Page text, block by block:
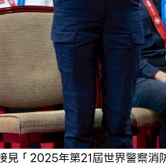
見「2025年第21屆世界警察消